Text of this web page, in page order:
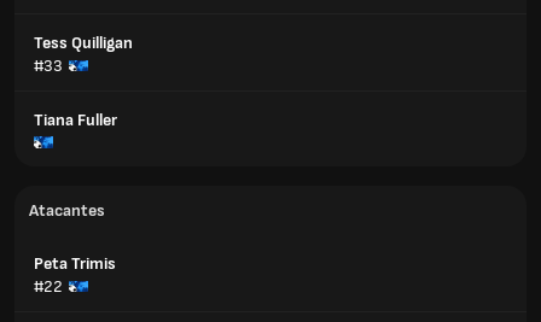
Tess Quilligan
#33
Tiana Fuller
Atacantes
Peta Trimis
#22